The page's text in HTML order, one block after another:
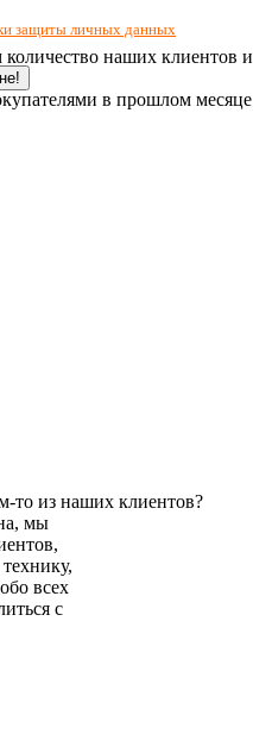
защиты личных данных
наших клиентов и
в прошлом месяце
то из наших клиентов?
мы
всех
с